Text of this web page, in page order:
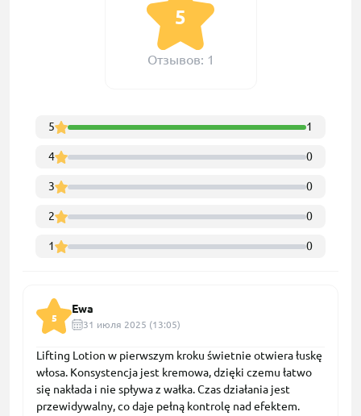
5
Отзывов: 1
5 1
4 0
3 0
2 0
1 0
5
Ewa
31 июля 2025 (13:05)
Lifting Lotion w pierwszym kroku świetnie otwiera łuskę
włosa. Konsystencja jest kremowa, dzięki czemu łatwo
się nakłada i nie spływa z wałka. Czas działania jest
przewidywalny, co daje pełną kontrolę nad efektem.